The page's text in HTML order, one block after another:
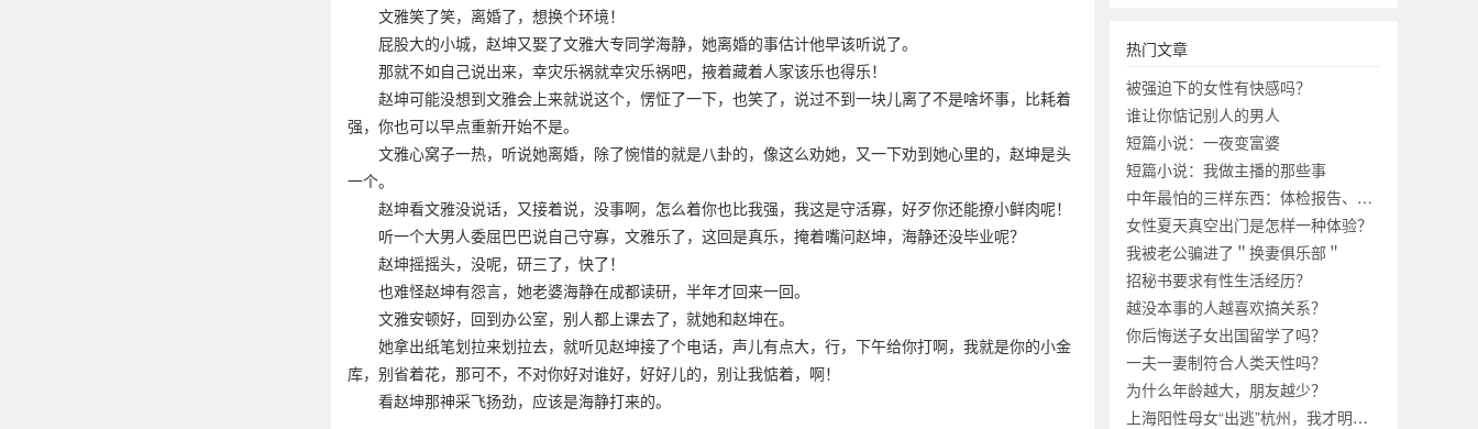
文雅笑了笑，离婚了，想换个环境！
屁股大的小城，赵坤又娶了文雅大专同学海静，她离婚的事估计他早该听说了。
那就不如自己说出来，幸灾乐祸就幸灾乐祸吧，掖着藏着人家该乐也得乐！
赵坤可能没想到文雅会上来就说这个，愣怔了一下，也笑了，说过不到一块儿离了不是啥坏事，比耗着
强，你也可以早点重新开始不是。
文雅心窝子一热，听说她离婚，除了惋惜的就是八卦的，像这么劝她，又一下劝到她心里的，赵坤是头
一个。
赵坤看文雅没说话，又接着说，没事啊，怎么着你也比我强，我这是守活寡，好歹你还能撩小鲜肉呢！
听一个大男人委屈巴巴说自己守寡，文雅乐了，这回是真乐，掩着嘴问赵坤，海静还没毕业呢？
赵坤摇摇头，没呢，研三了，快了！
也难怪赵坤有怨言，她老婆海静在成都读研，半年才回来一回。
文雅安顿好，回到办公室，别人都上课去了，就她和赵坤在。
她拿出纸笔划拉来划拉去，就听见赵坤接了个电话，声儿有点大，行，下午给你打啊，我就是你的小金
库，别省着花，那可不，不对你好对谁好，好好儿的，别让我惦着，啊！
看赵坤那神采飞扬劲，应该是海静打来的。
热门文章
被强迫下的女性有快感吗？
谁让你惦记别人的男人
短篇小说：一夜变富婆
短篇小说：我做主播的那些事
中年最怕的三样东西：体检报告、工资条、成绩单
女性夏天真空出门是怎样一种体验？
我被老公骗进了＂换妻俱乐部＂
招秘书要求有性生活经历？
越没本事的人越喜欢搞关系？
你后悔送子女出国留学了吗？
一夫一妻制符合人类天性吗？
为什么年龄越大，朋友越少？
上海阳性母女“出逃”杭州，我才明白中国为什么不能“躺平”？